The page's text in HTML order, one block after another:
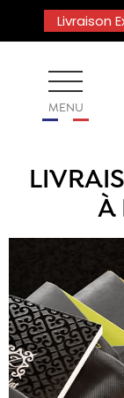
Livraison
MENU
À